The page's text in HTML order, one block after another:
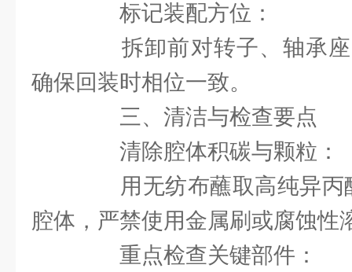
标记装配方位：
拆卸前对转子、轴承座
确保回装时相位一致。
三、清洁与检查要点
清除腔体积碳与颗粒：
用无纺布蘸取高纯异丙
腔体，严禁使用金属刷或腐蚀性
重点检查关键部件：